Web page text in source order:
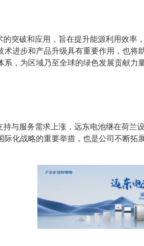
突破和应用，旨在提升能源利用效
进步和产品升级具有重要作用，也
，为区域乃至全球的绿色发展贡献力量
与服务需求上涨，远东电池继在荷
化战略的重要举措，也是公司不断拓